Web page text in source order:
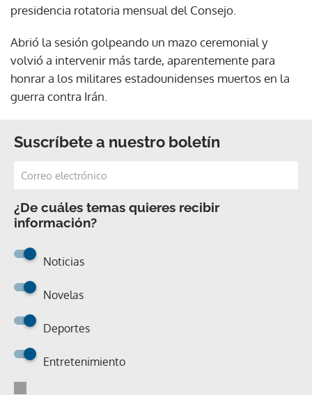
presidencia rotatoria mensual del Consejo.
Abrió la sesión golpeando un mazo ceremonial y
volvió a intervenir más tarde, aparentemente para
honrar a los militares estadounidenses muertos en la
guerra contra Irán.
Suscríbete a nuestro boletín
¿De cuáles temas quieres recibir
información?
Noticias
Novelas
Deportes
Entretenimiento